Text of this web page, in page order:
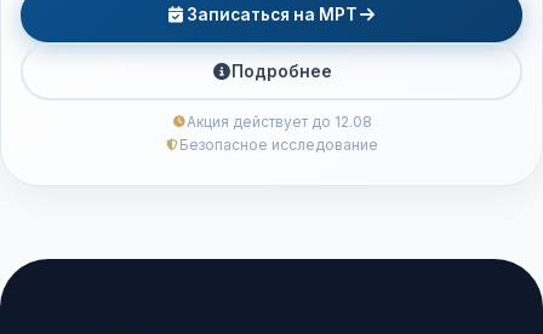
Записаться на МРТ
Подробнее
Акция действует до 12.08
Безопасное исследование